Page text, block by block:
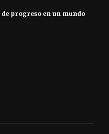
progreso en un mundo